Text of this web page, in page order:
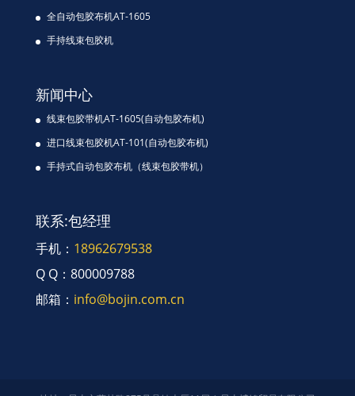
全自动包胶布机AT-1605
手持线束包胶机
新闻中心
线束包胶带机AT-1605(自动包胶布机)
进口线束包胶机AT-101(自动包胶布机)
手持式自动包胶布机（线束包胶带机）
联系:包经理
手机： 18962679538
Q Q：800009788
邮箱： info@bojin.com.cn